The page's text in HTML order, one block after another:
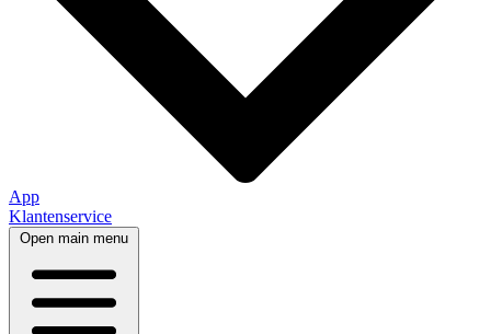
App
Klantenservice
Open main menu